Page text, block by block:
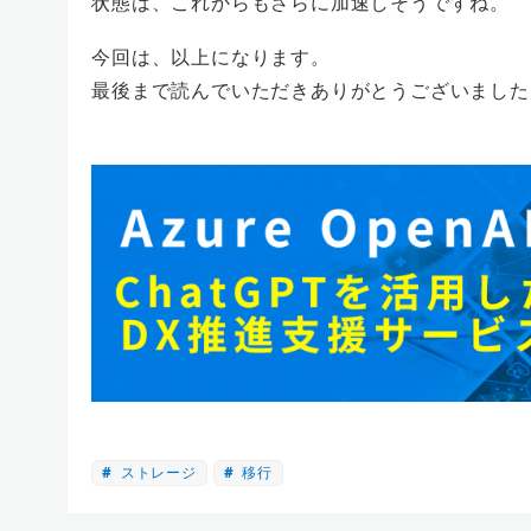
今回は、以上になります。
最後まで読んでいただきありがとうございまし
ストレージ 移行